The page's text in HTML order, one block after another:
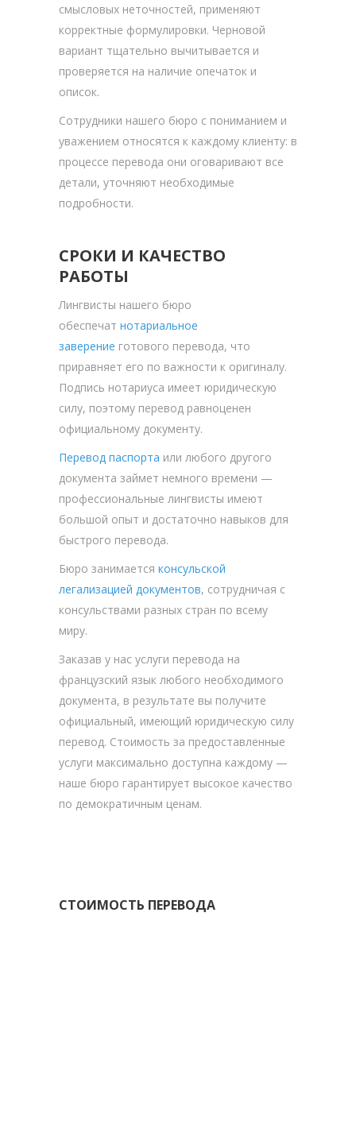
смысловых неточностей, применяют
корректные формулировки. Черновой
вариант тщательно вычитывается и
проверяется на наличие опечаток и
описок.
Сотрудники нашего бюро с пониманием и
уважением относятся к каждому клиенту: в
процессе перевода они оговаривают все
детали, уточняют необходимые
подробности.
СРОКИ И КАЧЕСТВО
РАБОТЫ
Лингвисты нашего бюро
обеспечат нотариальное
заверение готового перевода, что
приравняет его по важности к оригиналу.
Подпись нотариуса имеет юридическую
силу, поэтому перевод равноценен
официальному документу.
Перевод паспорта или любого другого
документа займет немного времени —
профессиональные лингвисты имеют
большой опыт и достаточно навыков для
быстрого перевода.
Бюро занимается консульской
легализацией документов, сотрудничая с
консульствами разных стран по всему
миру.
Заказав у нас услуги перевода на
французский язык любого необходимого
документа, в результате вы получите
официальный, имеющий юридическую силу
перевод. Стоимость за предоставленные
услуги максимально доступна каждому —
наше бюро гарантирует высокое качество
по демократичным ценам.
СТОИМОСТЬ ПЕРЕВОДА